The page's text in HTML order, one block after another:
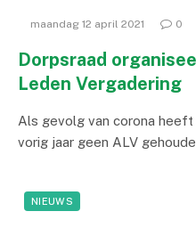
maandag 12 april 2021 0
Dorpsraad
Leden Vergadering
Als gevolg van corona
vorig jaar geen ALV
NIEUWS